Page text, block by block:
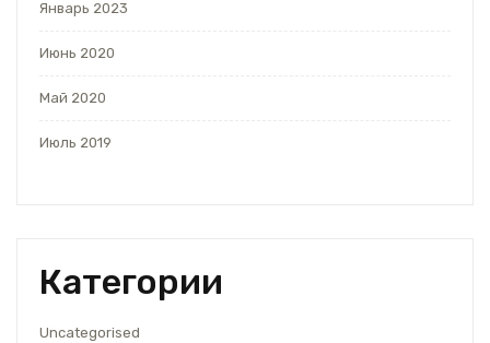
Январь 2023
Июнь 2020
Май 2020
Июль 2019
Категории
Uncategorised